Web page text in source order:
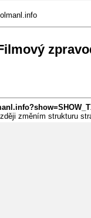
změním strukturu